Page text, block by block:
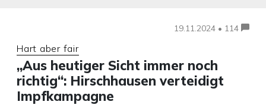
19.11.2024 • 114
Hart aber fair
„Aus heutiger Sicht immer noch
richtig“: Hirschhausen verteidigt
Impfkampagne